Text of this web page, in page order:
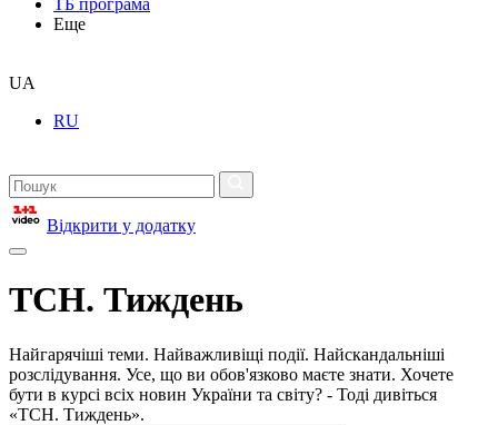
ТБ програма
Еще
UA
RU
Відкрити у додатку
ТСН. Тиждень
Найгарячіші теми. Найважливіщі події. Найскандальніші
розслідування. Усе, що ви обов'язково маєте знати. Хочете
бути в курсі всіх новин України та світу? - Тоді дивіться
«ТСН. Тиждень».